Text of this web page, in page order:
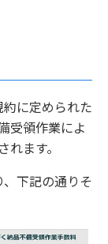
に定められた
受領作業によ
ます。
下記の通りそ